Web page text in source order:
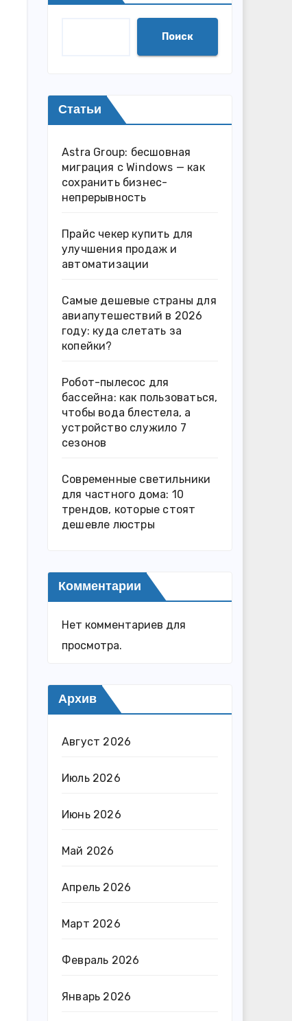
Поиск
Статьи
Astra Group: бесшовная
миграция с Windows — как
сохранить бизнес-
непрерывность
Прайс чекер купить для
улучшения продаж и
автоматизации
Самые дешевые страны для
авиапутешествий в 2026
году: куда слетать за
копейки?
Робот-пылесос для
бассейна: как пользоваться,
чтобы вода блестела, а
устройство служило 7
сезонов
Современные светильники
для частного дома: 10
трендов, которые стоят
дешевле люстры
Комментарии
Нет комментариев для
просмотра.
Архив
Август 2026
Июль 2026
Июнь 2026
Май 2026
Апрель 2026
Март 2026
Февраль 2026
Январь 2026